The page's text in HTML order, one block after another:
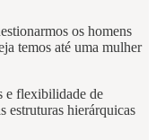
os homens
temos até uma mulher
e flexibilidade de
estruturas hierárquicas